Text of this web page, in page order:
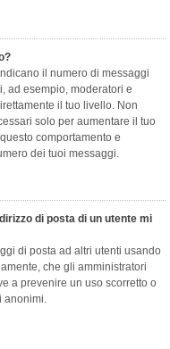
il numero di messaggi
ad esempio, moderatori e
il tuo livello. Non
solo per aumentare il tuo
comportamento e
dei tuoi messaggi.
di posta di un utente mi
di posta ad altri utenti usando
che gli amministratori
a prevenire un uso scorretto o
anonimi.